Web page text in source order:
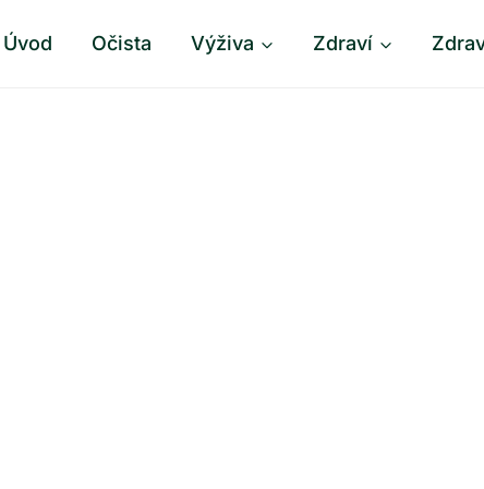
Úvod Očista Výživa Zdraví